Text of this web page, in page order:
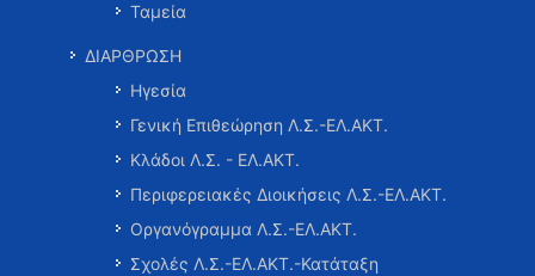
Ταμεία
ΔΙΑΡΘΡΩΣΗ
Ηγεσία
Γενική Επιθεώρηση Λ.Σ.-ΕΛ.ΑΚΤ.
Κλάδοι Λ.Σ. - ΕΛ.ΑΚΤ.
Περιφερειακές Διοικήσεις Λ.Σ.-ΕΛ.ΑΚΤ.
Οργανόγραμμα Λ.Σ.-ΕΛ.ΑΚΤ.
Σχολές Λ.Σ.-ΕΛ.ΑΚΤ.-Κατάταξη